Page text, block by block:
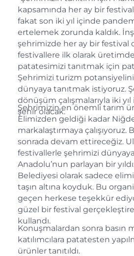
kapsamında her ay bir
fakat son iki yıl içinde
ertelemek zorunda kaldık.
şehrimizde her ay bir festival
festivallere ilk olarak
patatesimizi tanıtmak için
Şehrimizi turizm potansiyelini
dünyaya tanıtmak istiyoruz.
dönüşüm çalışmalarıyla iki
şehir olacak.
Şehrimizin en önemli tarım
Elimizden geldiği kadar
markalaştırmaya
sonrada devam ettireceğiz.
festivallerle şehrimizi
Anadolu’nun parlayan bir
Belediyesi olarak sadece
taşın altına koyduk. Bu
geçen herkese teşekkür
güzel bir festival
kullandı.
Konuşmalardan sonra basın
katılımcılara patatesten
ürünler tanıtıldı.